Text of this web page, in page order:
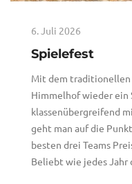
6. Juli 2026
Spielefest
Mit dem traditionellen
Himmelhof wieder ein
klassenübergreifend
geht man auf die
besten drei Teams
Beliebt wie jedes Jahr